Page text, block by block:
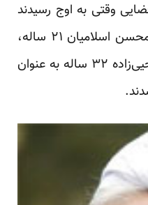
وقتی به اوج رسیدند
که سرانجام، در فروردین 88 محسن اسلامیان ۲۱ ساله،
‏علی اصغر پشتر ۲۰ و روزبه یحیی‌زاده ۳۲ ساله به عنوان